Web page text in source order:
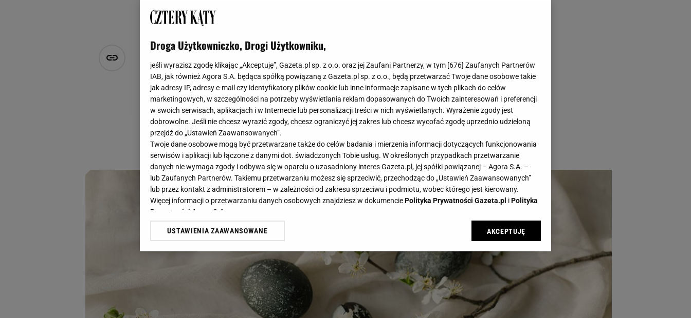
Naturalne pisanki na Wielkanoc. Zobacz, jak zrobić je na
różne sposoby!
Agnieszka Hasiec
16 kwietnia 2025, 17:43
Wielkanoc już tuż tuż, a wraz z nią zbliża się coroczny rytuał robienia pisanek. Oto pomysły na
piękne dekoracyjne jajka zrobione w naturalny sposób. I to nie jeden!
Droga Użytkowniczko, Drogi Użytkowniku,
jeśli wyrazisz zgodę klikając „Akceptuję”, Gazeta.pl sp. z o.o. oraz jej Zaufani Partnerzy, w tym [676] Zaufanych Partnerów
IAB, jak również Agora S.A. będąca spółką powiązaną z Gazeta.pl sp. z o.o., będą przetwarzać Twoje dane osobowe takie
jak adresy IP, adresy e-mail czy identyfikatory plików cookie lub inne informacje zapisane w tych plikach do celów
marketingowych, w szczególności na potrzeby wyświetlania reklam dopasowanych do Twoich zainteresowań i preferencji
w swoich serwisach, aplikacjach i w Internecie lub personalizacji treści w nich wyświetlanych. Wyrażenie zgody jest
dobrowolne. Jeśli nie chcesz wyrazić zgody, chcesz ograniczyć jej zakres lub chcesz wycofać zgodę uprzednio udzieloną
przejdź do „Ustawień Zaawansowanych”.
Twoje dane osobowe mogą być przetwarzane także do celów badania i mierzenia informacji dotyczących funkcjonowania
serwisów i aplikacji lub łączone z danymi dot. świadczonych Tobie usług. W określonych przypadkach przetwarzanie
danych nie wymaga zgody i odbywa się w oparciu o uzasadniony interes Gazeta.pl, jej spółki powiązanej – Agora S.A. –
lub Zaufanych Partnerów. Takiemu przetwarzaniu możesz się sprzeciwić, przechodząc do „Ustawień Zaawansowanych”
lub przez kontakt z administratorem – w zależności od zakresu sprzeciwu i podmiotu, wobec którego jest kierowany.
Więcej informacji o przetwarzaniu danych osobowych znajdziesz w dokumenciePolityka Prywatności Gazeta.pl iPolityka
Prywatności Agora S.A.
Klikając „Akceptuję” wyrażasz też zgodę na zainstalowanie i przechowywanie plików cookie Gazeta.pl sp. z o.o., jej
dotyczące plików cookie, wywołując narzędzie do zarządzania twoimi preferencjami dot. przetwarzania danych poprzez
odnośnik „Ustawienia prywatności ” w stopce serwisu i przechodząc do „Ustawień Zaawansowanych”. Zmiana ustawień
plików cookie możliwa jest także za pomocą ustawień przeglądarki.
My, nasi Zaufani Partnerzy i Agora S.A. możemy przetwarzać dane osobowe w następujących celach:
Użycie dokładnych danych geolokalizacyjnych. Aktywne skanowanie charakterystyki urządzenia do celów identyfikacji.
USTAWIENIA ZAAWANSOWANE AKCEPTUJĘ